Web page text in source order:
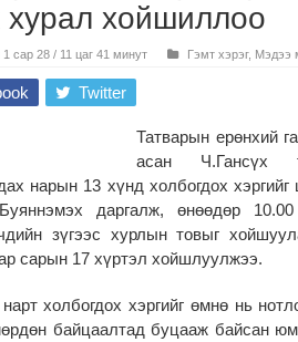
хурал хойшиллоо
сар 28 / 11 цаг 41 минут Гэмт хэрэг, Мэдээ
Twitter
Татварын ерөнхий
асан Ч.Гансүх
нарын 13 хүнд холбогдох
даргалж, өнөөдөр
зүгээс хурлын товыг
сарын 17 хүртэл хойшлуулжээ.
холбогдох хэргийг өмнө нь
байцаалтад буцааж байсан